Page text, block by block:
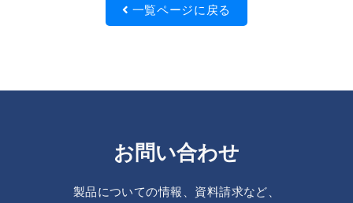
一覧ページに戻る
お問い合わせ
製品についての情報、資料請求など、